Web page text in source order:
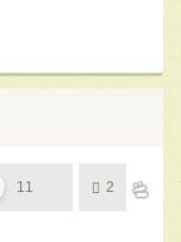
11 2